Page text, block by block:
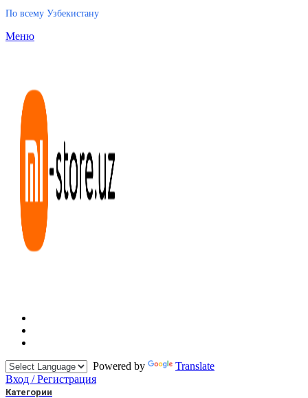
По всему Узбекистану
Меню
Powered by
Translate
Вход / Регистрация
Категории